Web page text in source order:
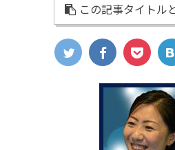
この記事タイトル